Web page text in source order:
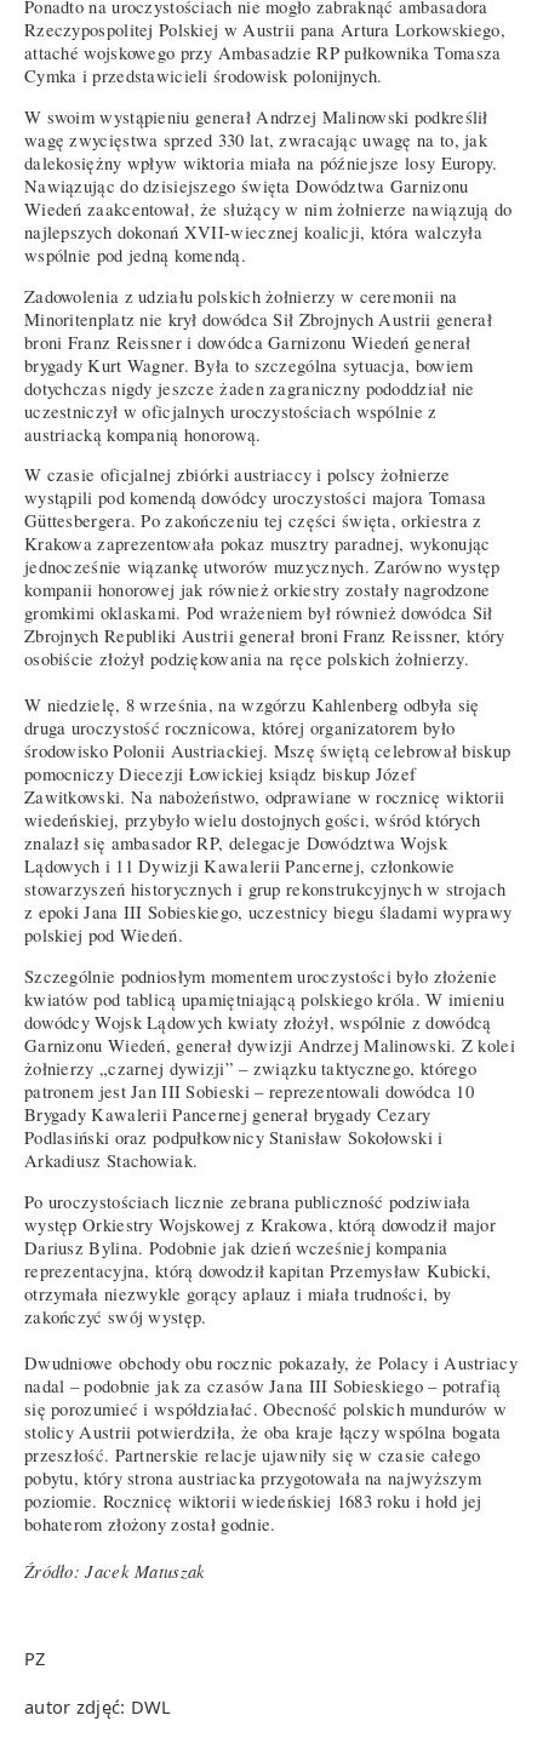
Ponadto na uroczystościach nie mogło zabraknąć ambasadora
Rzeczypospolitej Polskiej w Austrii pana Artura Lorkowskiego,
attaché wojskowego przy Ambasadzie RP pułkownika Tomasza
Cymka i przedstawicieli środowisk polonijnych.
W swoim wystąpieniu generał Andrzej Malinowski podkreślił
wagę zwycięstwa sprzed 330 lat, zwracając uwagę na to, jak
dalekosiężny wpływ wiktoria miała na późniejsze losy Europy.
Nawiązując do dzisiejszego święta Dowództwa Garnizonu
Wiedeń zaakcentował, że służący w nim żołnierze nawiązują do
najlepszych dokonań XVII-wiecznej koalicji, która walczyła
wspólnie pod jedną komendą.
Zadowolenia z udziału polskich żołnierzy w ceremonii na
Minoritenplatz nie krył dowódca Sił Zbrojnych Austrii generał
broni Franz Reissner i dowódca Garnizonu Wiedeń generał
brygady Kurt Wagner. Była to szczególna sytuacja, bowiem
dotychczas nigdy jeszcze żaden zagraniczny pododdział nie
uczestniczył w oficjalnych uroczystościach wspólnie z
austriacką kompanią honorową.
W czasie oficjalnej zbiórki austriaccy i polscy żołnierze
wystąpili pod komendą dowódcy uroczystości majora Tomasa
Güttesbergera. Po zakończeniu tej części święta, orkiestra z
Krakowa zaprezentowała pokaz musztry paradnej, wykonując
jednocześnie wiązankę utworów muzycznych. Zarówno występ
kompanii honorowej jak również orkiestry zostały nagrodzone
gromkimi oklaskami. Pod wrażeniem był również dowódca Sił
Zbrojnych Republiki Austrii generał broni Franz Reissner, który
osobiście złożył podziękowania na ręce polskich żołnierzy.
W niedzielę, 8 września, na wzgórzu Kahlenberg odbyła się
druga uroczystość rocznicowa, której organizatorem było
środowisko Polonii Austriackiej. Mszę świętą celebrował biskup
pomocniczy Diecezji Łowickiej ksiądz biskup Józef
Zawitkowski. Na nabożeństwo, odprawiane w rocznicę wiktorii
wiedeńskiej, przybyło wielu dostojnych gości, wśród których
znalazł się ambasador RP, delegacje Dowództwa Wojsk
Lądowych i 11 Dywizji Kawalerii Pancernej, członkowie
stowarzyszeń historycznych i grup rekonstrukcyjnych w strojach
z epoki Jana III Sobieskiego, uczestnicy biegu śladami wyprawy
polskiej pod Wiedeń.
Szczególnie podniosłym momentem uroczystości było złożenie
kwiatów pod tablicą upamiętniającą polskiego króla. W imieniu
dowódcy Wojsk Lądowych kwiaty złożył, wspólnie z dowódcą
Garnizonu Wiedeń, generał dywizji Andrzej Malinowski. Z kolei
żołnierzy „czarnej dywizji” – związku taktycznego, którego
patronem jest Jan III Sobieski – reprezentowali dowódca 10
Brygady Kawalerii Pancernej generał brygady Cezary
Podlasiński oraz podpułkownicy Stanisław Sokołowski i
Arkadiusz Stachowiak.
Po uroczystościach licznie zebrana publiczność podziwiała
występ Orkiestry Wojskowej z Krakowa, którą dowodził major
Dariusz Bylina. Podobnie jak dzień wcześniej kompania
reprezentacyjna, którą dowodził kapitan Przemysław Kubicki,
otrzymała niezwykle gorący aplauz i miała trudności, by
zakończyć swój występ.
Dwudniowe obchody obu rocznic pokazały, że Polacy i Austriacy
nadal – podobnie jak za czasów Jana III Sobieskiego – potrafią
się porozumieć i współdziałać. Obecność polskich mundurów w
stolicy Austrii potwierdziła, że oba kraje łączy wspólna bogata
przeszłość. Partnerskie relacje ujawniły się w czasie całego
pobytu, który strona austriacka przygotowała na najwyższym
poziomie. Rocznicę wiktorii wiedeńskiej 1683 roku i hołd jej
bohaterom złożony został godnie.
Źródło: Jacek Matuszak
PZ
autor zdjęć: DWL